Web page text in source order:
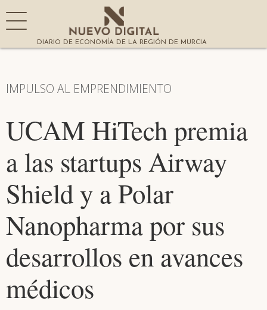
DIARIO DE ECONOMÍA DE LA REGIÓN DE MURCIA
IMPULSO AL EMPRENDIMIENTO
UCAM HiTech premia
a las startups Airway
Shield y a Polar
Nanopharma por sus
desarrollos en avances
médicos